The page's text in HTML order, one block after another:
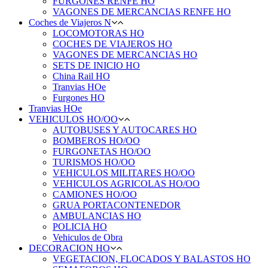
VAGONES DE MERCANCIAS RENFE HO
Coches de Viajeros N
LOCOMOTORAS HO
COCHES DE VIAJEROS HO
VAGONES DE MERCANCIAS HO
SETS DE INICIO HO
China Rail HO
Tranvias HOe
Furgones HO
Tranvias HOe
VEHICULOS HO/OO
AUTOBUSES Y AUTOCARES HO
BOMBEROS HO/OO
FURGONETAS HO/OO
TURISMOS HO/OO
VEHICULOS MILITARES HO/OO
VEHICULOS AGRICOLAS HO/OO
CAMIONES HO/OO
GRUA PORTACONTENEDOR
AMBULANCIAS HO
POLICIA HO
Vehiculos de Obra
DECORACION HO
VEGETACION, FLOCADOS Y BALASTOS HO